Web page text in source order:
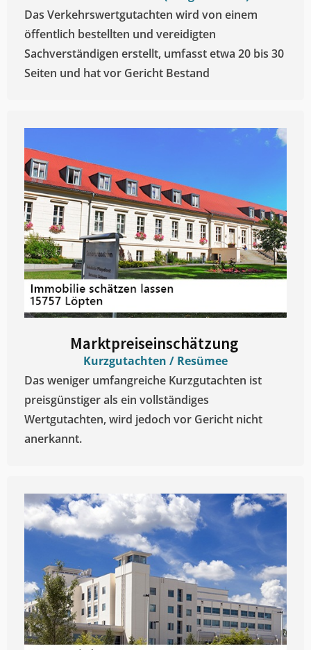
Das Verkehrswertgutachten wird von einem
öffentlich bestellten und vereidigten
Sachverständigen erstellt, umfasst etwa 20 bis 30
Seiten und hat vor Gericht Bestand
Marktpreiseinschätzung ​
Kurzgutachten / Resümee
Das weniger umfangreiche Kurzgutachten ist
preisgünstiger als ein vollständiges
Wertgutachten, wird jedoch vor Gericht nicht
anerkannt.